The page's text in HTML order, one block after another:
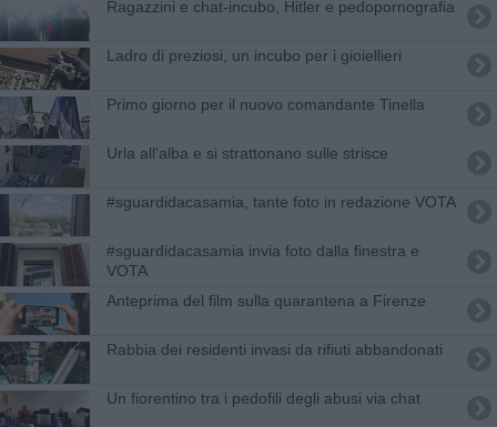
Ragazzini e chat-incubo, Hitler e pedopornografia
Ladro di preziosi, un incubo per i gioiellieri
Primo giorno per il nuovo comandante Tinella
Urla all'alba e si strattonano sulle strisce
#sguardidacasamia, tante foto in redazione VOTA
#sguardidacasamia invia foto dalla finestra e
VOTA
​Anteprima del film sulla quarantena a Firenze
Rabbia dei residenti invasi da rifiuti abbandonati
Un fiorentino tra i pedofili degli abusi via chat